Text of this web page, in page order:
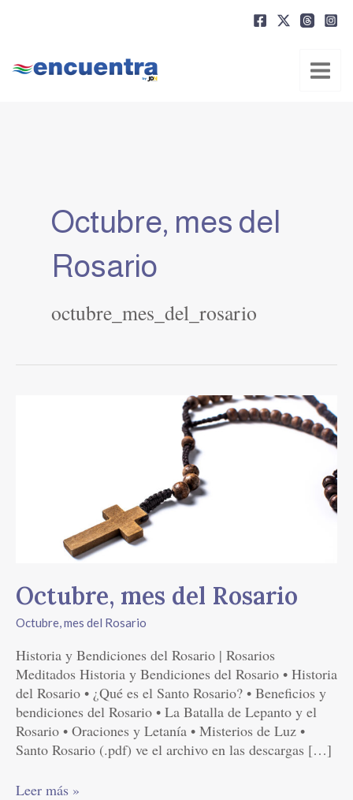
Octubre, mes del
Rosario
octubre_mes_del_rosario
Octubre, mes del Rosario
Octubre, mes del Rosario
Historia y Bendiciones del Rosario | Rosarios
Meditados Historia y Bendiciones del Rosario • Historia
del Rosario • ¿Qué es el Santo Rosario? • Beneficios y
bendiciones del Rosario • La Batalla de Lepanto y el
Rosario • Oraciones y Letanía • Misterios de Luz •
Santo Rosario (.pdf) ve el archivo en las descargas […]
Leer más »